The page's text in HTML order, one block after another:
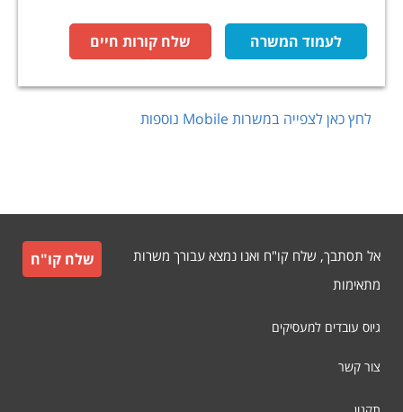
לעמוד המשרה שלח קורות חיים
לחץ כאן לצפייה במשרותMobile נוספות
אל תסתבך, שלח קו"ח ואנו נמצא עבורך משרות
מתאימות
שלח קו"ח
גיוס עובדים למעסיקים
צור קשר